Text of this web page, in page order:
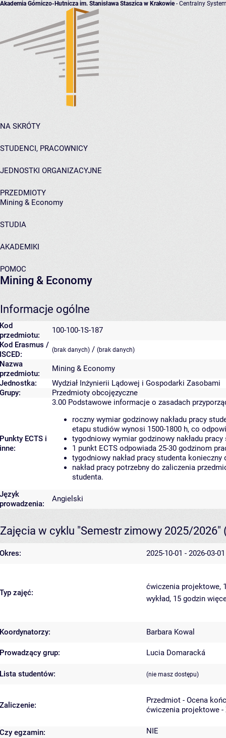
Akademia Górniczo-Hutnicza im. Stanisława Staszica w Krakowie- Centralny
NA SKRÓTY
STUDENCI, PRACOWNICY
JEDNOSTKI ORGANIZACYJNE
PRZEDMIOTY
Mining & Economy
STUDIA
AKADEMIKI
POMOC
Mining & Economy
Informacje ogólne
Kod
przedmiotu:
100-100-1S-187
Kod Erasmus /
ISCED:
(brak danych) / (brak danych)
Nazwa
przedmiotu:
Mining & Economy
Jednostka:
Wydział Inżynierii Lądowej i Gospodarki Zasobami
Grupy:
Przedmioty obcojęzyczne
Punkty ECTS i
inne:
3.00 Podstawowe informacje o zasadach
roczny wymiar godzinowy nakładu pracy
etapu studiów wynosi 1500-1800 h, co
tygodniowy wymiar godzinowy nakładu
1 punkt ECTS odpowiada 25-30 godzinom
tygodniowy nakład pracy studenta
nakład pracy potrzebny do zaliczenia
studenta.
Język
prowadzenia:
Angielski
Zajęcia w cyklu "Semestr zimowy 2025/2026"
Okres: 2025-10-01 - 2026-03-01
Typ zajęć:
ćwiczenia projektowe,
wykład, 15 godzin
Koordynatorzy: Barbara Kowal
Prowadzący grup: Lucia Domaracká
Lista studentów: (nie masz dostępu)
Zaliczenie:
Przedmiot - Ocena
ćwiczenia projektowe -
Czy egzamin:
NIE